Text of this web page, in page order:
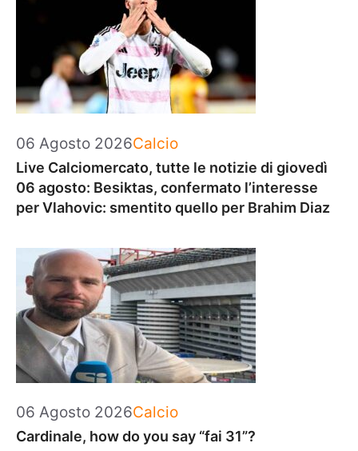
06 Agosto 2026Categorie
Calcio
Live Calciomercato, tutte le notizie di giovedì
06 agosto: Besiktas, confermato l’interesse
per Vlahovic: smentito quello per Brahim Diaz
06 Agosto 2026Categorie
Calcio
Cardinale, how do you say “fai 31”?